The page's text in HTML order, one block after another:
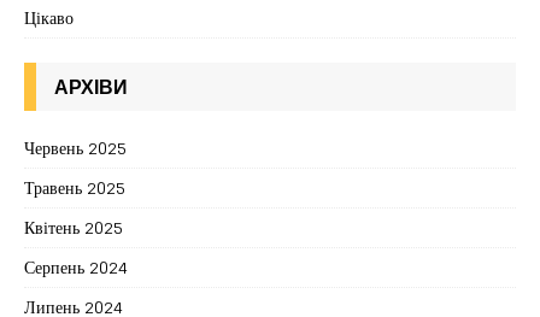
Цікаво
АРХІВИ
Червень 2025
Травень 2025
Квітень 2025
Серпень 2024
Липень 2024